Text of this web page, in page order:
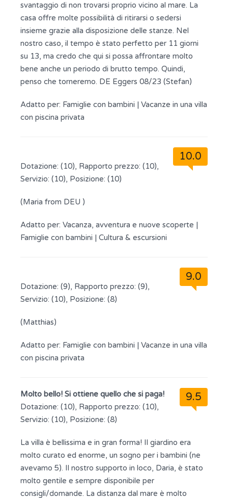
svantaggio di non trovarsi proprio vicino al mare. La
casa offre molte possibilità di ritirarsi o sedersi
insieme grazie alla disposizione delle stanze. Nel
nostro caso, il tempo è stato perfetto per 11 giorni
su 13, ma credo che qui si possa affrontare molto
bene anche un periodo di brutto tempo. Quindi,
penso che torneremo. DE Eggers 08/23 (Stefan)
Adatto per: Famiglie con bambini | Vacanze in una villa
con piscina privata
10.0
Dotazione: (10), Rapporto prezzo: (10),
Servizio: (10), Posizione: (10)
(Maria from DEU )
Adatto per: Vacanza, avventura e nuove scoperte |
Famiglie con bambini | Cultura & escursioni
9.0
Dotazione: (9), Rapporto prezzo: (9),
Servizio: (10), Posizione: (8)
(Matthias)
Adatto per: Famiglie con bambini | Vacanze in una villa
con piscina privata
9.5
Molto bello! Si ottiene quello che si paga!
Dotazione: (10), Rapporto prezzo: (10),
Servizio: (10), Posizione: (8)
La villa è bellissima e in gran forma! Il giardino era
molto curato ed enorme, un sogno per i bambini (ne
avevamo 5). Il nostro supporto in loco, Daria, è stato
molto gentile e sempre disponibile per
consigli/domande. La distanza dal mare è molto